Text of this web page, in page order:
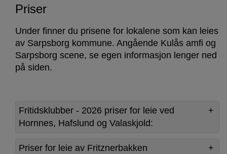
Priser
Under finner du prisene for lokalene som kan leies
av Sarpsborg kommune. Angående Kulås amfi og
Sarpsborg scene, se egen informasjon lenger ned
på siden.
Fritidsklubber - 2026 priser for leie ved
Hornnes, Hafslund og Valaskjold:
Priser for leie av Fritznerbakken